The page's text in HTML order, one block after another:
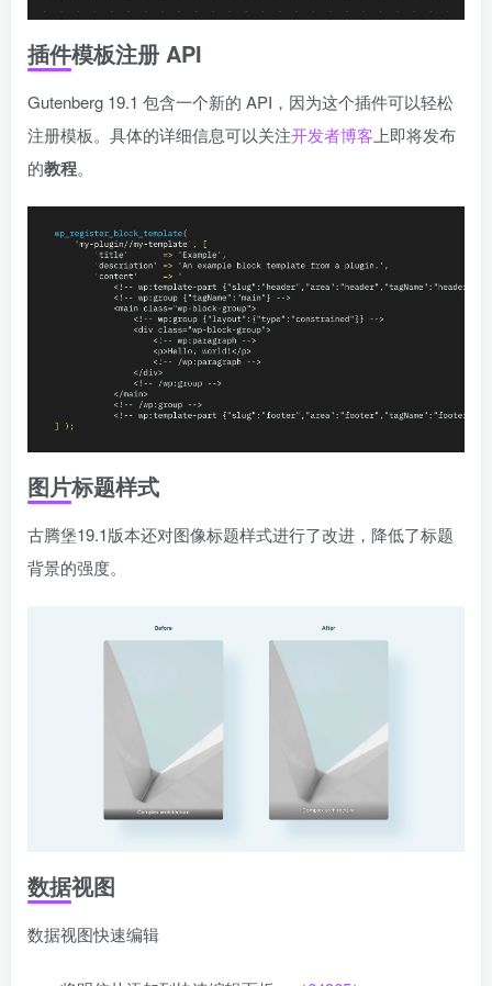
插件模板注册 API
Gutenberg 19.1 包含一个新的 API，因为这个插件可以轻松
注册模板。具体的详细信息可以关注开发者博客 上即将发布
的教程。
图片标题样式
古腾堡19.1版本还对图像标题样式进行了改进，降低了标题
背景的强度。
数据视图
数据视图快速编辑